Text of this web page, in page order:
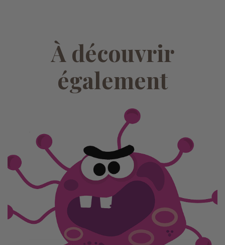
À découvrir
également